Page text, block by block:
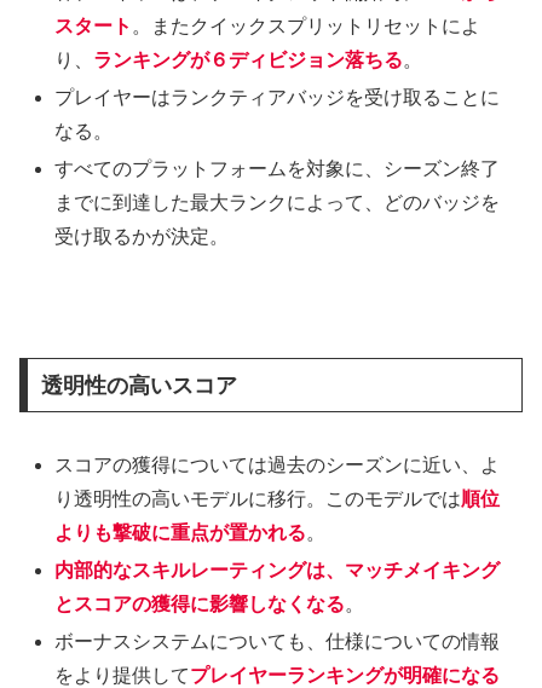
スタート 。またクイックスプリットリセットによ
り、 ランキングが６ディビジョン落ちる。
プレイヤーはランクティアバッジを受け取ることに
なる。
すべてのプラットフォームを対象に、シーズン終了
までに到達した最大ランクによって、どのバッジを
受け取るかが決定。
透明性の高いスコア
スコアの獲得については過去のシーズンに近い、よ
り透明性の高いモデルに移行。このモデルでは順位
よりも撃破に重点が置かれる。
内部的なスキルレーティングは、マッチメイキング
とスコアの獲得に影響しなくなる。
ボーナスシステムについても、仕様についての情報
をより提供してプレイヤーランキングが明確になる